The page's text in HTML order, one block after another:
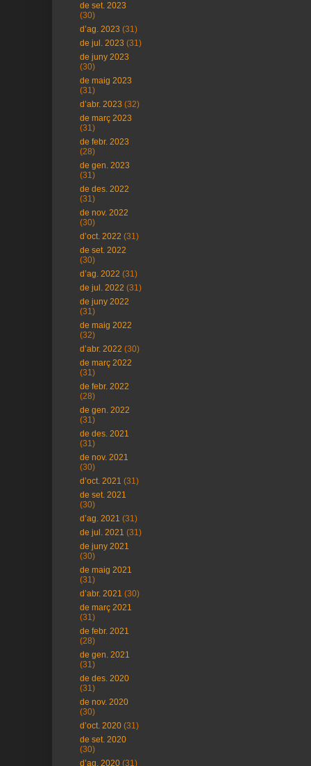
de set. 2023
(30)
d’ag. 2023 (31)
de jul. 2023 (31)
de juny 2023
(30)
de maig 2023
(31)
d’abr. 2023 (32)
de març 2023
(31)
de febr. 2023
(28)
de gen. 2023
(31)
de des. 2022
(31)
de nov. 2022
(30)
d’oct. 2022 (31)
de set. 2022
(30)
d’ag. 2022 (31)
de jul. 2022 (31)
de juny 2022
(31)
de maig 2022
(32)
d’abr. 2022 (30)
de març 2022
(31)
de febr. 2022
(28)
de gen. 2022
(31)
de des. 2021
(31)
de nov. 2021
(30)
d’oct. 2021 (31)
de set. 2021
(30)
d’ag. 2021 (31)
de jul. 2021 (31)
de juny 2021
(30)
de maig 2021
(31)
d’abr. 2021 (30)
de març 2021
(31)
de febr. 2021
(28)
de gen. 2021
(31)
de des. 2020
(31)
de nov. 2020
(30)
d’oct. 2020 (31)
de set. 2020
(30)
d’ag. 2020 (31)